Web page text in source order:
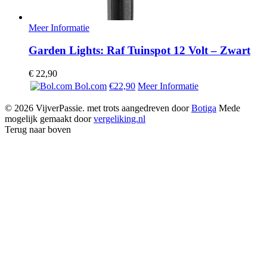
Meer Informatie
Garden Lights: Raf Tuinspot 12 Volt – Zwart
€ 22,90
Bol.com €22,90 Meer Informatie
© 2026 VijverPassie. met trots aangedreven doorBotiga Mede
mogelijk gemaakt doorvergeliking.nl
Terug naar boven